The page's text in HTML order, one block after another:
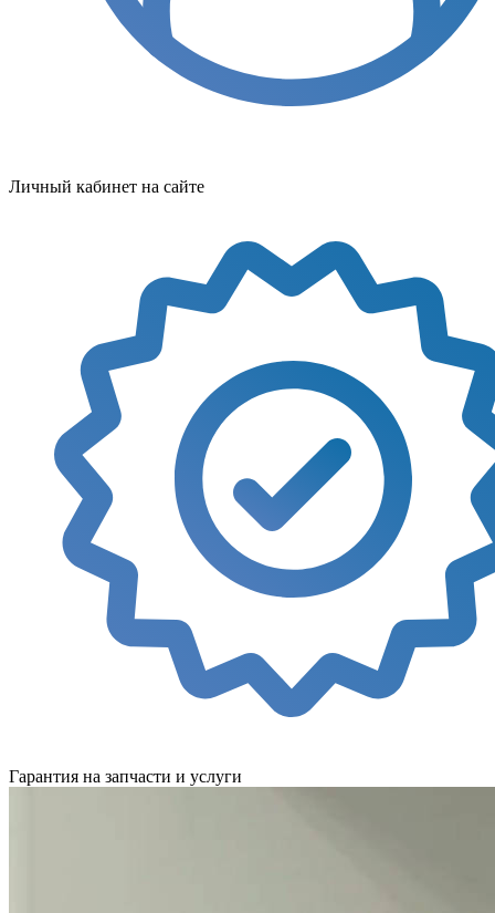
Личный кабинет на сайте
Гарантия на запчасти и услуги